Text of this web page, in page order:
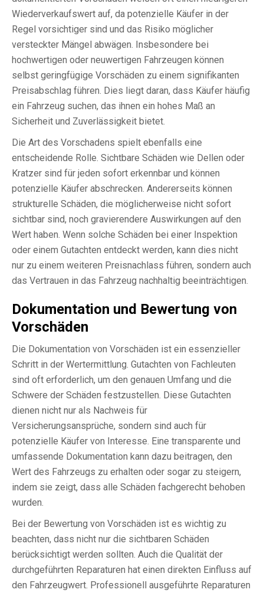
Wiederverkaufswert auf, da potenzielle Käufer in der
Regel vorsichtiger sind und das Risiko möglicher
versteckter Mängel abwägen. Insbesondere bei
hochwertigen oder neuwertigen Fahrzeugen können
selbst geringfügige Vorschäden zu einem signifikanten
Preisabschlag führen. Dies liegt daran, dass Käufer häufig
ein Fahrzeug suchen, das ihnen ein hohes Maß an
Sicherheit und Zuverlässigkeit bietet.
Die Art des Vorschadens spielt ebenfalls eine
entscheidende Rolle. Sichtbare Schäden wie Dellen oder
Kratzer sind für jeden sofort erkennbar und können
potenzielle Käufer abschrecken. Andererseits können
strukturelle Schäden, die möglicherweise nicht sofort
sichtbar sind, noch gravierendere Auswirkungen auf den
Wert haben. Wenn solche Schäden bei einer Inspektion
oder einem Gutachten entdeckt werden, kann dies nicht
nur zu einem weiteren Preisnachlass führen, sondern auch
das Vertrauen in das Fahrzeug nachhaltig beeinträchtigen.
Dokumentation und Bewertung von
Vorschäden
Die Dokumentation von Vorschäden ist ein essenzieller
Schritt in der Wertermittlung. Gutachten von Fachleuten
sind oft erforderlich, um den genauen Umfang und die
Schwere der Schäden festzustellen. Diese Gutachten
dienen nicht nur als Nachweis für
Versicherungsansprüche, sondern sind auch für
potenzielle Käufer von Interesse. Eine transparente und
umfassende Dokumentation kann dazu beitragen, den
Wert des Fahrzeugs zu erhalten oder sogar zu steigern,
indem sie zeigt, dass alle Schäden fachgerecht behoben
wurden.
Bei der Bewertung von Vorschäden ist es wichtig zu
beachten, dass nicht nur die sichtbaren Schäden
berücksichtigt werden sollten. Auch die Qualität der
durchgeführten Reparaturen hat einen direkten Einfluss auf
den Fahrzeugwert. Professionell ausgeführte Reparaturen